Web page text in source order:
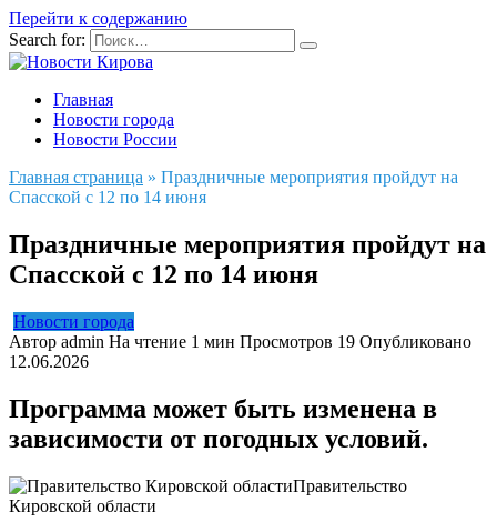
Перейти к содержанию
Search for:
Главная
Новости города
Новости России
Главная страница » Праздничные мероприятия пройдут на
Спасской с 12 по 14 июня
Праздничные мероприятия пройдут на
Спасской с 12 по 14 июня
Новости города
Автор admin На чтение 1 мин Просмотров 19 Опубликовано
12.06.2026
Программа может быть изменена в
зависимости от погодных условий.
Правительство
Кировской области